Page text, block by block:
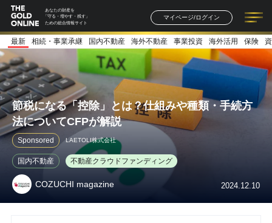
あなたの財産を
「守る・増やす・残す」
ための総合情報サイト
マイページ/ログイン
記事一覧 連載一覧
著者一覧 書籍一覧
最新 相続・事業承継 国内不動産 海外不動産 事業投資 海外活用 保険
節税になる「控除」とは？仕組みや種類・手続方
法についてCFPが解説
Sponsored LAETOLI株式会社
国内不動産 不動産クラウドファンディング
COZUCHI magazine 2024.12.10